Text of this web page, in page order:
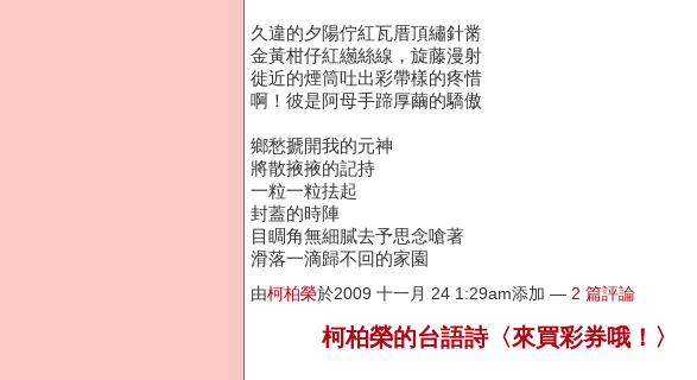
久違的夕陽佇紅瓦厝頂繡針黹
金黃柑仔紅繱絲線，旋藤漫射
徙近的煙筒吐出彩帶樣的疼惜
啊！彼是阿母手蹄厚繭的驕傲
鄉愁搋開我的元神
將散掖掖的記持
一粒一粒抾起
封蓋的時陣
目睭角無細膩去予思念嗆著
滑落一滴歸不回的家園
由柯柏榮於2009 十一月 24 1:29am添加 — 2 篇評論
柯柏榮的台語詩〈來買彩券哦！〉